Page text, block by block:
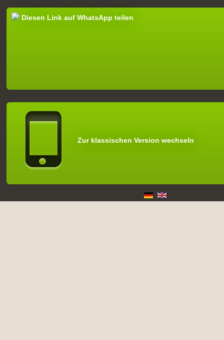
Diesen Link auf WhatsApp teilen
Zur klassischen Version wechseln